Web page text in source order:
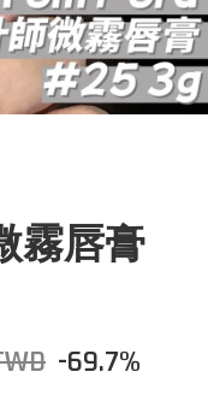
霧唇膏
-69.7%